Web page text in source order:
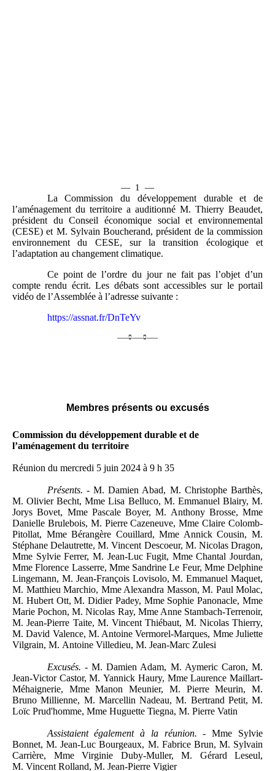
— 1 —
La Commission du développement durable et de
l’aménagement du territoire a auditionné M. Thierry Beaudet,
président du Conseil économique social et environnemental
(CESE) et M. Sylvain Boucherand, président de la commission
environnement du CESE, sur la transition écologique et
l’adaptation au changement climatique.
Ce point de l’ordre du jour ne fait pas l’objet d’un
compte rendu écrit. Les débats sont accessibles sur le portail
vidéo de l’Assemblée à l’adresse suivante :
https://assnat.fr/DnTeYv
——————
Membres présents ou excusés
Commission du développement durable et de
l’aménagement du territoire
Réunion du mercredi 5 juin 2024 à 9 h 35
Présents. -M. Damien Abad, M. Christophe Barthès,
M. Olivier Becht, Mme Lisa Belluco, M. Emmanuel Blairy, M.
Jorys Bovet, Mme Pascale Boyer, M. Anthony Brosse, Mme
Danielle Brulebois, M. Pierre Cazeneuve, Mme Claire Colomb-
Pitollat, Mme Bérangère Couillard, Mme Annick Cousin, M.
Stéphane Delautrette, M. Vincent Descoeur, M. Nicolas Dragon,
Mme Sylvie Ferrer, M. Jean-Luc Fugit, Mme Chantal Jourdan,
Mme Florence Lasserre, Mme Sandrine Le Feur, Mme Delphine
Lingemann, M. Jean-François Lovisolo, M. Emmanuel Maquet,
M. Matthieu Marchio, Mme Alexandra Masson, M. Paul Molac,
M. Hubert Ott, M. Didier Padey, Mme Sophie Panonacle, Mme
Marie Pochon, M. Nicolas Ray, Mme Anne Stambach-Terrenoir,
M. Jean-Pierre Taite, M. Vincent Thiébaut, M. Nicolas Thierry,
M. David Valence, M. Antoine Vermorel-Marques, Mme Juliette
Vilgrain, M. Antoine Villedieu, M. Jean-Marc Zulesi
Excusés. -M. Damien Adam, M. Aymeric Caron, M.
Jean-Victor Castor, M. Yannick Haury, Mme Laurence Maillart-
Méhaignerie, Mme Manon Meunier, M. Pierre Meurin, M.
Bruno Millienne, M. Marcellin Nadeau, M. Bertrand Petit, M.
Loïc Prud'homme, Mme Huguette Tiegna, M. Pierre Vatin
Assistaient également à la réunion. -Mme Sylvie
Bonnet, M. Jean-Luc Bourgeaux, M. Fabrice Brun, M. Sylvain
Carrière, Mme Virginie Duby-Muller, M. Gérard Leseul,
M. Vincent Rolland, M. Jean-Pierre Vigier